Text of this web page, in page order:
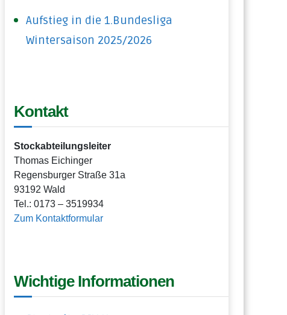
Aufstieg in die 1.Bundesliga
Wintersaison 2025/2026
Kontakt
Stockabteilungsleiter
Thomas Eichinger
Regensburger Straße 31a
93192 Wald
Tel.: 0173 – 3519934
Zum Kontaktformular
Wichtige Informationen